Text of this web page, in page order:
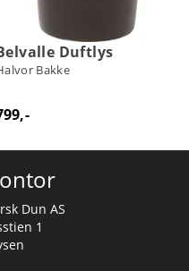
Duftlys
Bakke
Dun AS
1